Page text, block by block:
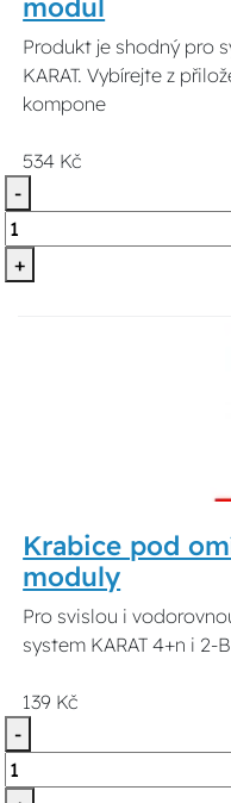
modul
Produkt je shodný pro
KARAT. Vybírejte z
kompone
534 Kč
-
+
Krabice pod
moduly
Pro svislou i
system KARAT 4+n i 2-
139 Kč
-